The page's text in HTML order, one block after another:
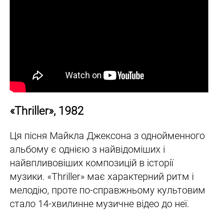
«Thriller», 1982
Ця пісня Майкла Джексона з однойменного
альбому є однією з найвідоміших і
найвпливовіших композицій в історії
музики. «Thriller» має характерний ритм і
мелодію, проте по-справжньому культовим
стало 14-хвилинне музичне відео до неї.